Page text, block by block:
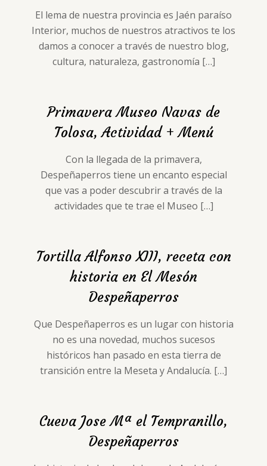
El lema de nuestra provincia es Jaén paraíso
Interior, muchos de nuestros atractivos te los
damos a conocer a través de nuestro blog,
cultura, naturaleza, gastronomía […]
Primavera Museo Navas de
Tolosa, Actividad + Menú
Con la llegada de la primavera,
Despeñaperros tiene un encanto especial
que vas a poder descubrir a través de la
actividades que te trae el Museo […]
Tortilla Alfonso XIII, receta con
historia en El Mesón
Despeñaperros
Que Despeñaperros es un lugar con historia
no es una novedad, muchos sucesos
históricos han pasado en esta tierra de
transición entre la Meseta y Andalucía. […]
Cueva Jose Mª el Tempranillo,
Despeñaperros